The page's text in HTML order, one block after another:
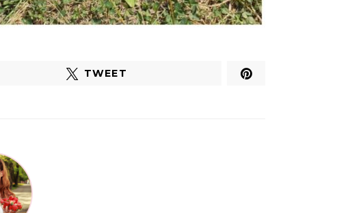
TWEET